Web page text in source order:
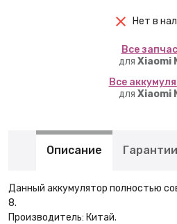
Нет в
Вcе
для Xiaomi
Вcе
для Xiaomi
Описание Гарантии
Данный аккумулятор полностью
8.
Производитель: Китай.